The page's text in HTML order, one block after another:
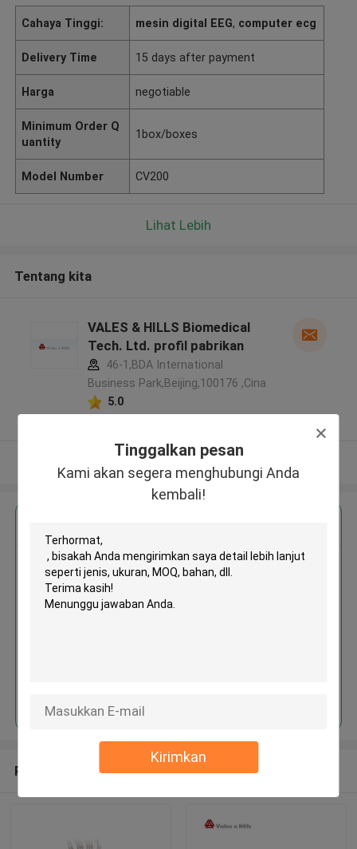
Tinggalkan pesan
Kami akan segera menghubungi Anda
kembali!
Kirimkan
Cahaya Tinggi: mesin digital EEG, computer ecg
Delivery Time 15 days after payment
Harga negotiable
Minimum Order Q
uantity
1box/boxes
Model Number CV200
Lihat Lebih
Tentang kita
VALES & HILLS Biomedical
Tech. Ltd. profil pabrikan
46-1,BDA International
Business Park,Beijing,100176 ,Cina
5.0
Lihat Lebih
MOQ： 1box/boxes
Rekomendasi Produk